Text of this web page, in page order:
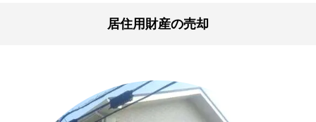
居住用財産の売却